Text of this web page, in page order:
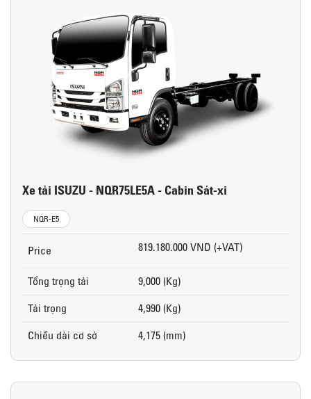
Xe tải ISUZU - NQR75LE5A - Cabin Sát-xi
NQR-E5
Price 819.180.000 VND (+VAT)
Tổng trọng tải
9,000 (Kg)
Tải trọng
4,990 (Kg)
Chiều dài cơ sở
4,175 (mm)